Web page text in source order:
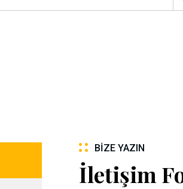
BIZE YAZIN
İletişim